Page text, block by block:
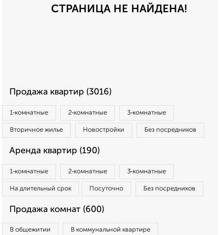
СТРАНИЦА НЕ НАЙДЕНА!
Продажа квартир (3016)
1‑комнатные 2‑комнатные 3‑комнатные
Вторичное жилье Новостройки Без посредников
Аренда квартир (190)
1‑комнатные 2‑комнатные 3‑комнатные
На длительный срок Посуточно Без посредников
Продажа комнат (600)
В общежитии В коммунальной квартире